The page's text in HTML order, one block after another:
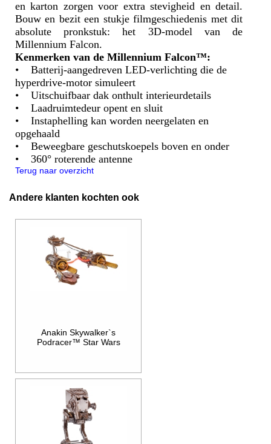
en karton zorgen voor extra stevigheid en detail.
Bouw en bezit een stukje filmgeschiedenis met dit
absolute pronkstuk: het 3D-model van de
Millennium Falcon.
Kenmerken van de Millennium Falcon™:
• Batterij-aangedreven LED-verlichting die de
hyperdrive-motor simuleert
• Uitschuifbaar dak onthult interieurdetails
• Laadruimtedeur opent en sluit
• Instaphelling kan worden neergelaten en
opgehaald
• Beweegbare geschutskoepels boven en onder
• 360° roterende antenne
Terug naar overzicht
Andere klanten kochten ook
Anakin Skywalker`s
Podracer™ Star Wars